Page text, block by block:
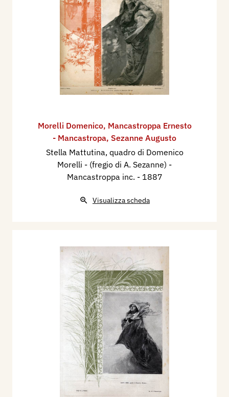
Morelli Domenico, Mancastroppa Ernesto
- Mancastropa, Sezanne Augusto
Stella Mattutina, quadro di Domenico
Morelli - (fregio di A. Sezanne) -
Mancastroppa inc. - 1887
Visualizza scheda